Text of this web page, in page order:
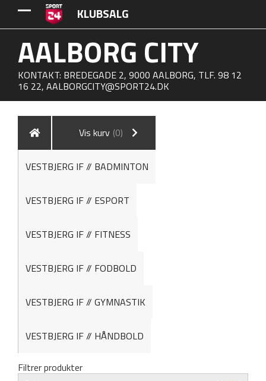
KLUBSALG
AALBORG CITY
KONTAKT: BREDEGADE 2, 9000 AALBORG, TLF. 98 12
16 22, AALBORGCITY@SPORT24.DK
Vis kurv (0)
VESTBJERG IF // BADMINTON
VESTBJERG IF // ESPORT
VESTBJERG IF // FITNESS
VESTBJERG IF // FODBOLD
VESTBJERG IF // GYMNASTIK
VESTBJERG IF // HÅNDBOLD
Filtrer produkter